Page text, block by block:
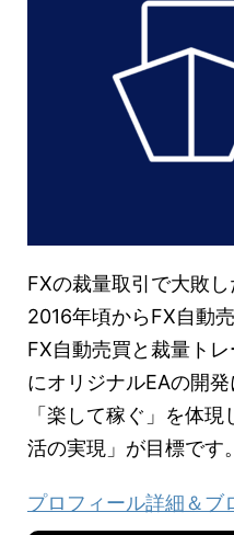
FXの裁量取引で大敗し
2016年頃からFX自動
FX自動売買と裁量ト
にオリジナルEAの開発
「楽して稼ぐ」を体
活の実現」が目標です。
プロフィール詳細＆ブ